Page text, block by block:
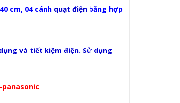
cm, 04 cánh quạt điện bằng hợp
và tiết kiệm điện. Sử dụng